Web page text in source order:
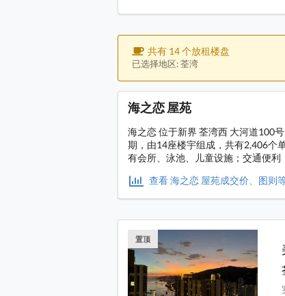
共有 14 个放租楼盘
已选择地区: 荃湾
海之恋 屋苑
海之恋 位于新界 荃湾西 大河道100
期，由14座楼宇组成，共有2,406个
有会所、泳池、儿童设施；交通便利
查看 海之恋 屋苑成交价、图则
置顶